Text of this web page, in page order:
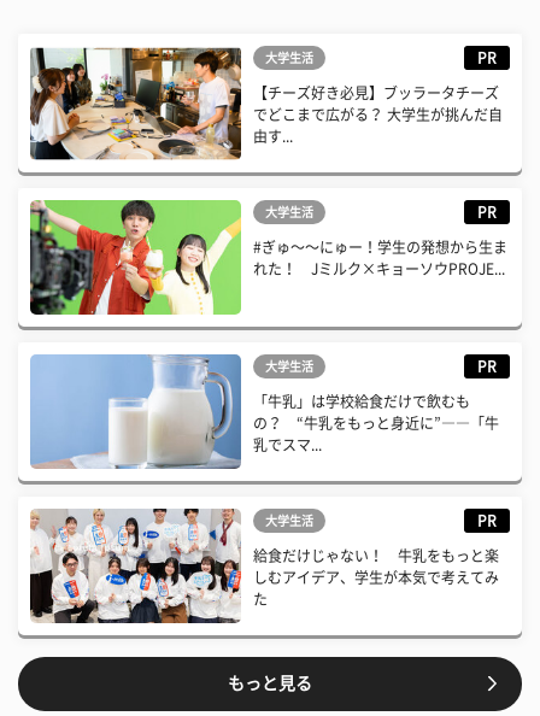
大学生活 PR
【チーズ好き必見】ブッラータチーズ
でどこまで広がる？ 大学生が挑んだ自
由す...
大学生活 PR
#ぎゅ〜〜にゅー！学生の発想から生ま
れた！ Jミルク×キョーソウPROJE...
大学生活 PR
「牛乳」は学校給食だけで飲むも
の？ “牛乳をもっと身近に”――「牛
乳でスマ...
大学生活 PR
給食だけじゃない！ 牛乳をもっと楽
しむアイデア、学生が本気で考えてみ
た
もっと見る